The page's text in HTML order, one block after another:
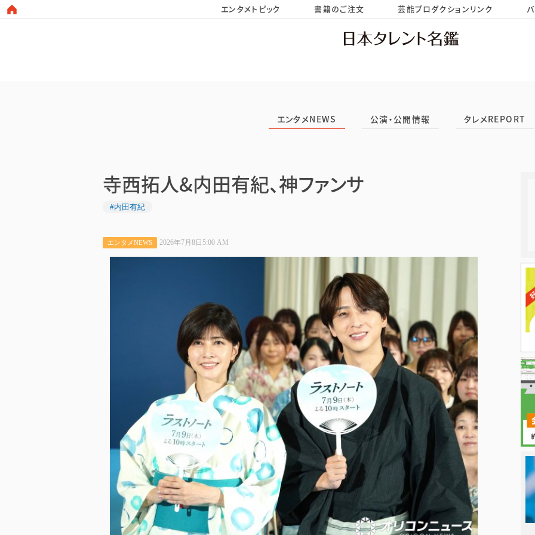
HOME お問い合わせ
エンタメトピック 書籍のご注文 芸能プロダクションリンク
エンタメNEWS 公演・公開情報 タレメREPORT
寺西拓人&内田有紀、神ファンサ
#内田有紀
エンタメNEWS 2026年7月8日5:00 AM
日本タレント